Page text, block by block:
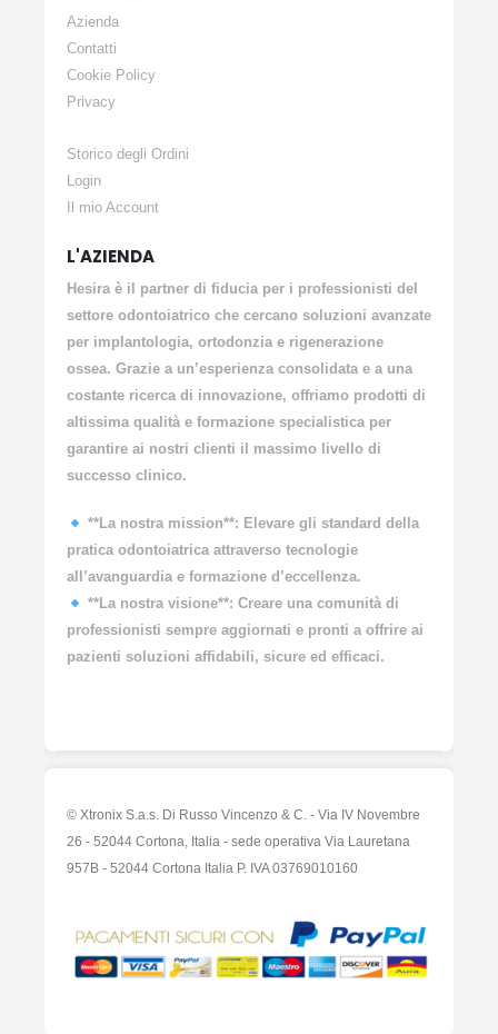
Azienda
Contatti
Cookie Policy
Privacy
Storico degli Ordini
Login
Il mio Account
L'AZIENDA
Hesira è il partner di fiducia per i professionisti del
settore odontoiatrico che cercano soluzioni avanzate
per implantologia, ortodonzia e rigenerazione
ossea. Grazie a un’esperienza consolidata e a una
costante ricerca di innovazione, offriamo prodotti di
altissima qualità e formazione specialistica per
garantire ai nostri clienti il massimo livello di
successo clinico.
**La nostra mission**: Elevare gli standard della
pratica odontoiatrica attraverso tecnologie
all’avanguardia e formazione d’eccellenza.
**La nostra visione**: Creare una comunità di
professionisti sempre aggiornati e pronti a offrire ai
pazienti soluzioni affidabili, sicure ed efficaci.
© Xtronix S.a.s. Di Russo Vincenzo & C. - Via IV Novembre
26 - 52044 Cortona, Italia - sede operativa Via Lauretana
957B - 52044 Cortona Italia P. IVA 03769010160